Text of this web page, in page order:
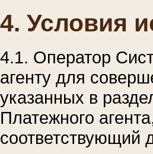
4. Условия
4.1. Оператор
агенту для
указанных в
Платежного
соответствующий